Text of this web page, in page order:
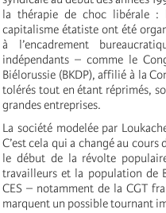
la thérapie de choc libérale :
capitalisme étatiste ont été
à l’encadrement
indépendants – comme le
Biélorussie (BKDP), affilié à la
tolérés tout en étant réprimés,
grandes entreprises.
La société modelée par
C’est cela qui a changé au
le début de la révolte
travailleurs et la population de
CES – notamment de la CGT
marquent un possible tournant